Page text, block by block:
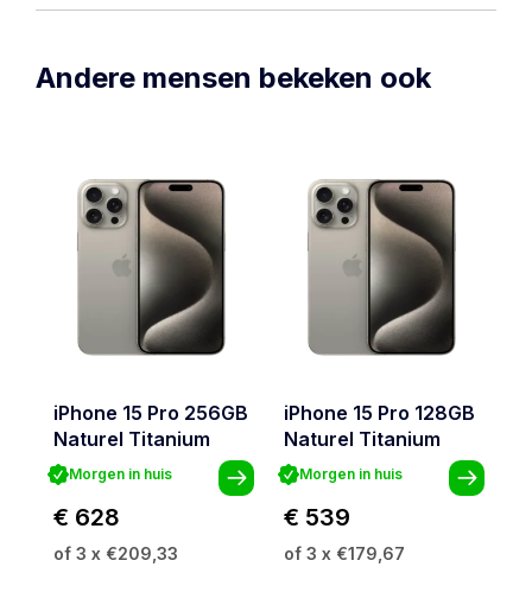
Andere mensen bekeken ook
iPhone 15 Pro 256GB
Naturel Titanium
Morgen in huis
€ 628
of 3 x €209,33
iPhone 15 Pro 128GB
Naturel Titanium
Morgen in huis
€ 539
of 3 x €179,67